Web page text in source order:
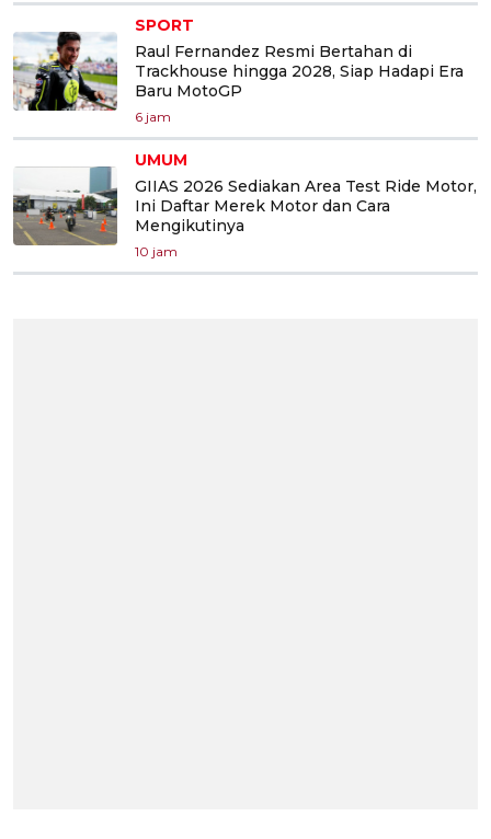
SPORT
Raul Fernandez Resmi Bertahan di
Trackhouse hingga 2028, Siap Hadapi Era
Baru MotoGP
6 jam
UMUM
GIIAS 2026 Sediakan Area Test Ride Motor,
Ini Daftar Merek Motor dan Cara
Mengikutinya
10 jam